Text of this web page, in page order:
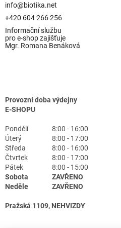
info@biotika.net
+420 604 266 256
Informační službu
pro e-shop zajišťuje
Mgr. Romana Benáková
Provozní doba výdejny
E-SHOPU
Pondělí
8:00 - 16:00
Úterý
8:00 - 17:00
Středa
8:00 - 16:00
Čtvrtek
8:00 - 17:00
Pátek
8:00 - 15:00
Sobota
ZAVŘENO
Neděle
ZAVŘENO
Pražská 1109, NEHVIZDY